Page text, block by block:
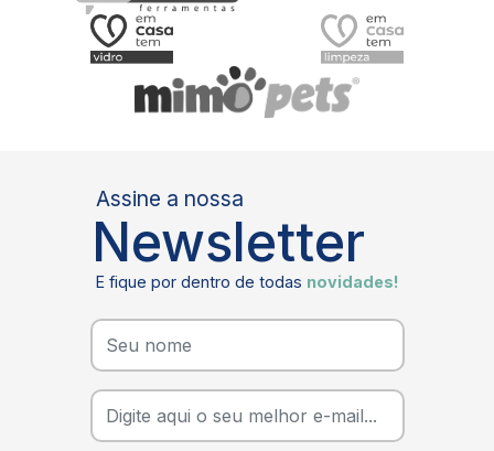
Assine a nossa
Newsletter
E fique por dentro de todas novidades!